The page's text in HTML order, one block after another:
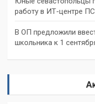
работу в ИТ-центре
В ОП предложили
школьника к 1